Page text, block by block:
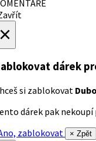
dárek
si zablokovat
dárek pak nekoupí
zablokovat
× Zpět